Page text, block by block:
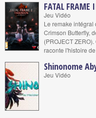
FATAL
Jeu Vidéo
Le remake intégral
Crimson Butterfly,
(PROJECT
raconte l'histoire
Shinonome
Jeu Vidéo